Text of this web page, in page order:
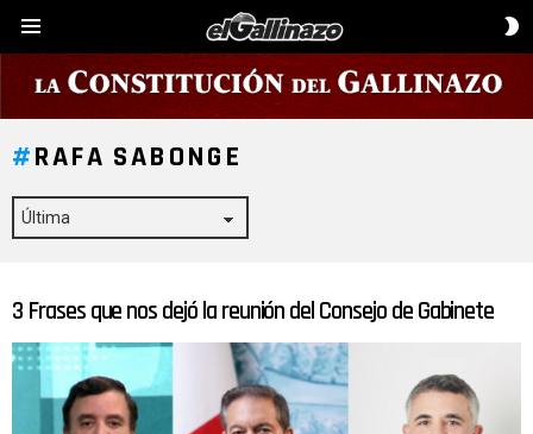
RAFA SABONGE
ÚLTIMAS
HISTORIAS
3 Frases que nos dejó la reunión del Consejo de Gabinete